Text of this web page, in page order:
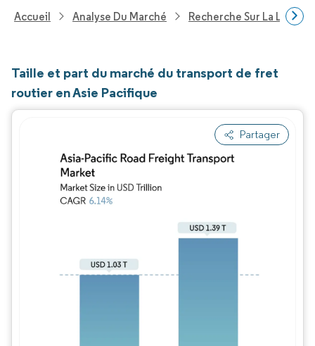
Accueil Analyse Du Marché Recherche Sur La
Taille et part du marché du transport de fret
routier en Asie Pacifique
Partager